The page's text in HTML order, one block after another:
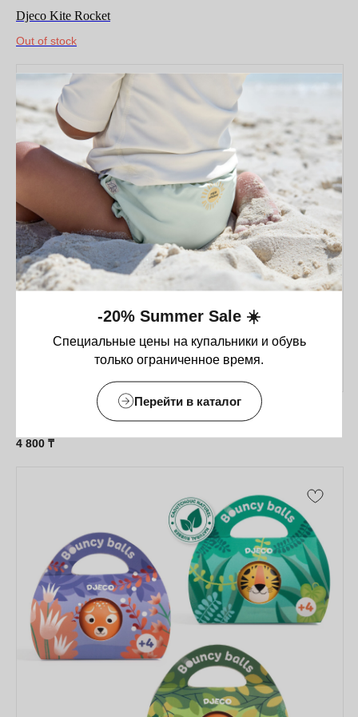
Djeco Kite Rocket
Out of stock
Djeco Flying Heroes
4 800 ₸
Оставайтесь в курсе новостей и
узнавайте первыми о наших
-20% Summer Sale ☀️
Специальные цены на купальники и обувь
только ограниченное время.
Перейти в каталог